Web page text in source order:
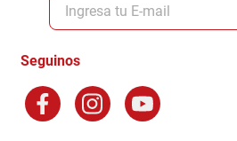
Formas de Pago
Terminos y Condiciones
Factura Electronica
Seguinos